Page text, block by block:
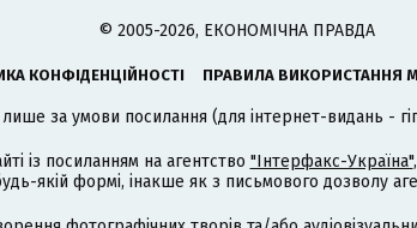
© 2005-2026, ЕКОНОМІЧНА ПРАВДА
КОНФІДЕНЦІЙНОСТІ ПРАВИЛА ВИКОРИСТАННЯ
лише за умови посилання (для інтернет-видань -
із посиланням на агентство "Інтерфакс-Україна"
якій формі, інакше як з письмового дозволу